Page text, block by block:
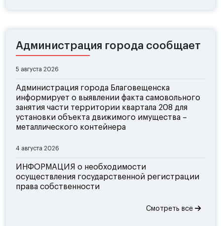
Администрация города сообщает
5 августа 2026
Администрация города Благовещенска
информирует о выявлении факта самовольного
занятия части территории квартала 208 для
установки объекта движимого имущества –
металлического контейнера
4 августа 2026
ИНФОРМАЦИЯ о необходимости
осуществления государственной регистрации
права собственности
Смотреть все